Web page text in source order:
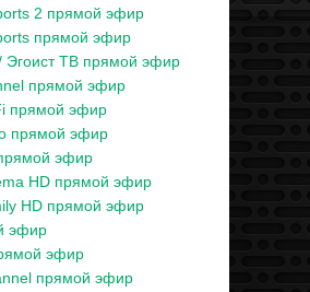
2 прямой эфир
прямой эфир
Эгоист ТВ прямой эфир
прямой эфир
прямой эфир
прямой эфир
эфир
HD прямой эфир
HD прямой эфир
эфир
эфир
прямой эфир